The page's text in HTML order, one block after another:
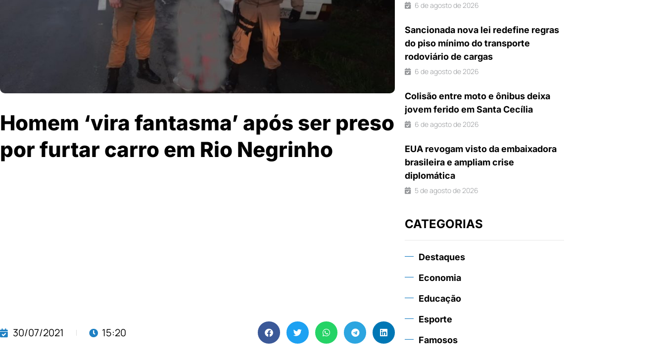
Homem ‘vira fantasma’ após ser preso
por furtar carro em Rio Negrinho
30/07/2021 15:20
6 de agosto de 2026
Sancionada nova lei redefine regras
do piso mínimo do transporte
rodoviário de cargas
6 de agosto de 2026
Colisão entre moto e ônibus deixa
jovem ferido em Santa Cecília
6 de agosto de 2026
EUA revogam visto da embaixadora
brasileira e ampliam crise
diplomática
5 de agosto de 2026
CATEGORIAS
Destaques
Economia
Educação
Esporte
Famosos